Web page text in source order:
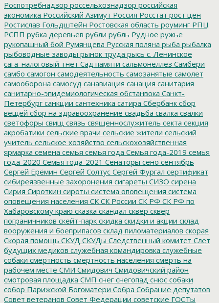
Роспотребнадзор россельхознадзор российская
экономика Российский Азимут Россия Росстат рост цен
Ростислав Гольдштейн Ростовская область роуминг РПЦ
РСПП рубка деревьев рубли рубль Рудное ружье
рукопашный бой Румянцева Русская поляна рыба рыбалка
рыбоводные заводы рынок труда рысь с. Ленинское
сага_налоговый_гнет Сад памяти сальмонеллез Самбери
самбо самогон самодеятельность самозанятые самолет
самооборона самосуд санавиация санация санитария
санитарно-эпидемиологическая обстанвока Санкт-
Петербург санкции сантехника сатира Сбербанк сбор
вещей сбор на здравоохранение свадьба свалка свалки
светофоры свищ связь священнослужитель секта секция
акробатики сельские врачи сельские жители сельский
учитель сельское хозяйство сельскохозяйственная
ярмарка семена семья семья года Семья года-2019 семья
года-2020 Семья года-2021 Сенаторы сено сентябрь
Сергей Ерёмин Сергей Солтус Сергей Фургал сертификат
сибиреязвенные захоронения сигареты СИЗО сирена
Сирия Сироткин сироты система оповещения система
оповещения населения СК СК России СК РФ СК РФ по
Хабаровскому краю сказка скандал сквер сквер
пограничников скейт-парк скидка скидки и акции склад
вооружения и боеприпасов склад пиломатериалов скорая
Скорая помощь СКУД СКУДы Следственный комитет Слет
будущих медиков служебная командировка служебные
собаки смертность смертность населения смерть на
рабочем месте СМИ Смидович Смидовичский район
смотровая площадка СМП снег снегопад снюс собаки
собор Парижской Богоматери Собра Собрание депутатов
Совет ветеранов Совет Федерации советские ГОСТы